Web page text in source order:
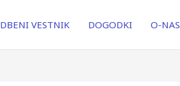
VESTNIK DOGODKI O-NAS